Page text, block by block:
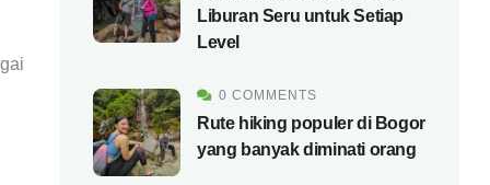
Liburan Seru untuk Setiap
Level
0 COMMENTS
Rute hiking populer di Bogor
yang banyak diminati orang